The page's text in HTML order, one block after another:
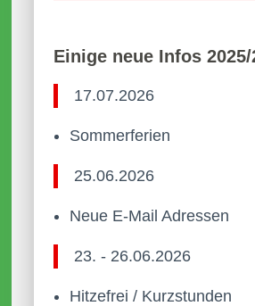
Einige neue Infos 2025/
17.07.2026
Sommerferien
25.06.2026
Neue E-Mail Adressen
23. - 26.06.2026
Hitzefrei / Kurzstunden